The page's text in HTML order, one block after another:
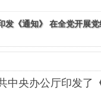
发《通知》 在全党开展
中央办公厅印发了